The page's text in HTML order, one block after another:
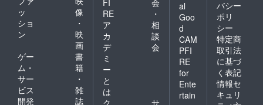
ッ
ショ
ン
像
・
映
画
ゲー
ム・
サー
ビス
開発
書
籍
・
雑
誌
FI
RE
ア
カ
デ
ミ
ー
と
は
会
・
相
談
会
al
Goo
d
CAM
PFI
RE
for
Ente
rtain
バシー
ポリ
シー
特定商
取引法
に基づ
く表記
情報セ
キュリ